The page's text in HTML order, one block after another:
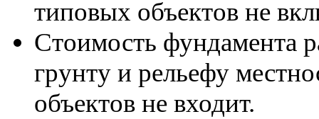
типовых объектов не
Стоимость фундамента
грунту и рельефу
объектов не входит.